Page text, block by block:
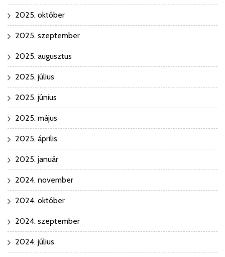
2025. október
2025. szeptember
2025. augusztus
2025. július
2025. június
2025. május
2025. április
2025. január
2024. november
2024. október
2024. szeptember
2024. július